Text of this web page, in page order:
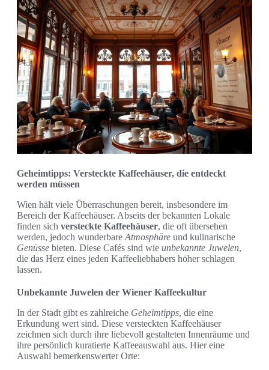
Geheimtipps: Versteckte Kaffeehäuser, die entdeckt
werden müssen
Wien hält viele Überraschungen bereit, insbesondere im
Bereich der Kaffeehäuser. Abseits der bekannten Lokale
finden sich versteckte Kaffeehäuser, die oft übersehen
werden, jedoch wunderbare Atmosphäre und kulinarische
Genüsse bieten. Diese Cafés sind wie unbekannte Juwelen,
die das Herz eines jeden Kaffeeliebhabers höher schlagen
lassen.
Unbekannte Juwelen der Wiener Kaffeekultur
In der Stadt gibt es zahlreiche Geheimtipps, die eine
Erkundung wert sind. Diese versteckten Kaffeehäuser
zeichnen sich durch ihre liebevoll gestalteten Innenräume und
ihre persönlich kuratierte Kaffeeauswahl aus. Hier eine
Auswahl bemerkenswerter Orte: